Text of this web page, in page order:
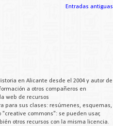
Entradas antiguas
en Alicante desde el 2004 y autor de
a otros compañeros en
web de recursos
para sus clases: resúmenes, esquemas,
"creative commons": se pueden usar,
otros recursos con la misma licencia.